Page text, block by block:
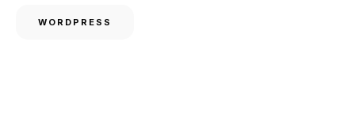
WORDPRESS